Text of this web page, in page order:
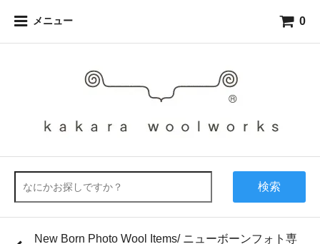
メニュー 0
検索
New Born Photo Wool Items/ ニューボーンフォト専